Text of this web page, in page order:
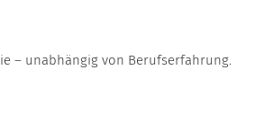
– unabhängig von Berufserfahrung.